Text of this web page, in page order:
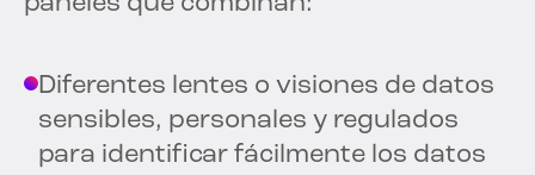
Diferentes lentes o visiones de datos
sensibles, personales y regulados
para identificar fácilmente los datos